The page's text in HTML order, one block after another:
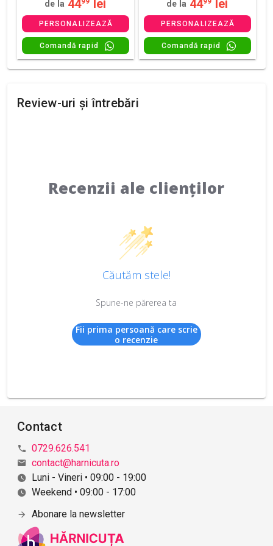
de la 44 lei
PERSONALIZEAZĂ
Comandă rapid
de la 44 lei
PERSONALIZEAZĂ
Comandă rapid
Review-uri și întrebări
Recenzii ale clienților
Căutăm stele!
Spune-ne părerea ta
Fii prima persoană care scrie
o recenzie
Contact
0729.626.541
contact@harnicuta.ro
Luni - Vineri • 09:00 - 19:00
Weekend • 09:00 - 17:00
Abonare la newsletter